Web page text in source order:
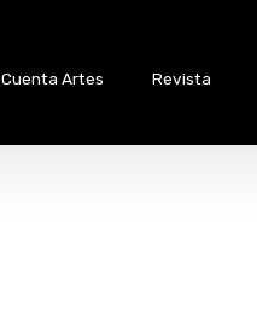
Cuenta Artes Revista